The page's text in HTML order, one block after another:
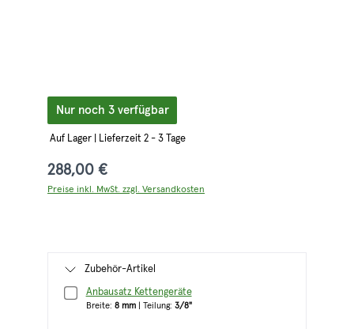
Nur noch 3 verfügbar
Auf Lager | Lieferzeit 2 - 3 Tage
288,00 €
Preise inkl. MwSt. zzgl. Versandkosten
Zubehör-Artikel
Anbausatz Kettengeräte
Breite: 8 mm | Teilung: 3/8"